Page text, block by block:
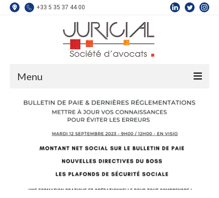
+33 5 35 37 44 00
Menu
L’équipe
Compétences
Droit de la Sécurité Sociale